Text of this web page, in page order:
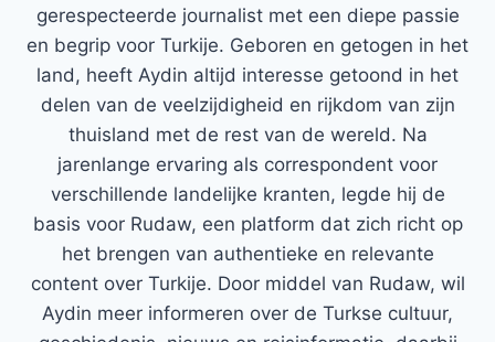
gerespecteerde journalist met een diepe passie
en begrip voor Turkije. Geboren en getogen in het
land, heeft Aydin altijd interesse getoond in het
delen van de veelzijdigheid en rijkdom van zijn
thuisland met de rest van de wereld. Na
jarenlange ervaring als correspondent voor
verschillende landelijke kranten, legde hij de
basis voor Rudaw, een platform dat zich richt op
het brengen van authentieke en relevante
content over Turkije. Door middel van Rudaw, wil
Aydin meer informeren over de Turkse cultuur,